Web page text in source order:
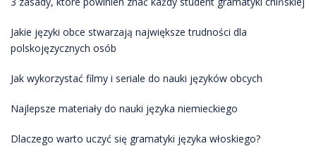
Jakie języki obce stwarzają największe trudności dla
polskojęzycznych osób
Jak wykorzystać filmy i seriale do nauki języków obcych
Najlepsze materiały do nauki języka niemieckiego
Dlaczego warto uczyć się gramatyki języka włoskiego?